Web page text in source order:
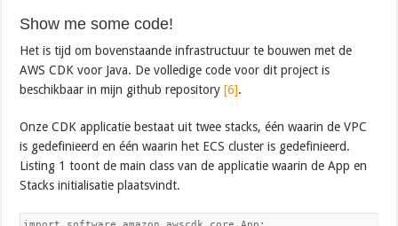
Show me some code!
Het is tijd om bovenstaande infrastructuur te bouwen met de
AWS CDK voor Java. De volledige code voor dit project is
beschikbaar in mijn github repository[6].
Onze CDK applicatie bestaat uit twee stacks, één waarin de VPC
is gedefinieerd en één waarin het ECS cluster is gedefinieerd.
Listing 1 toont de main class van de applicatie waarin de App en
Stacks initialisatie plaatsvindt.